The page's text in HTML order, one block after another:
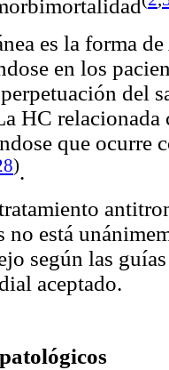
es la forma
en los
del
HC
que ocurre
).
no está
según las
aceptado.